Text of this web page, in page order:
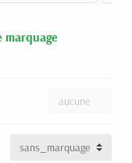
marquage